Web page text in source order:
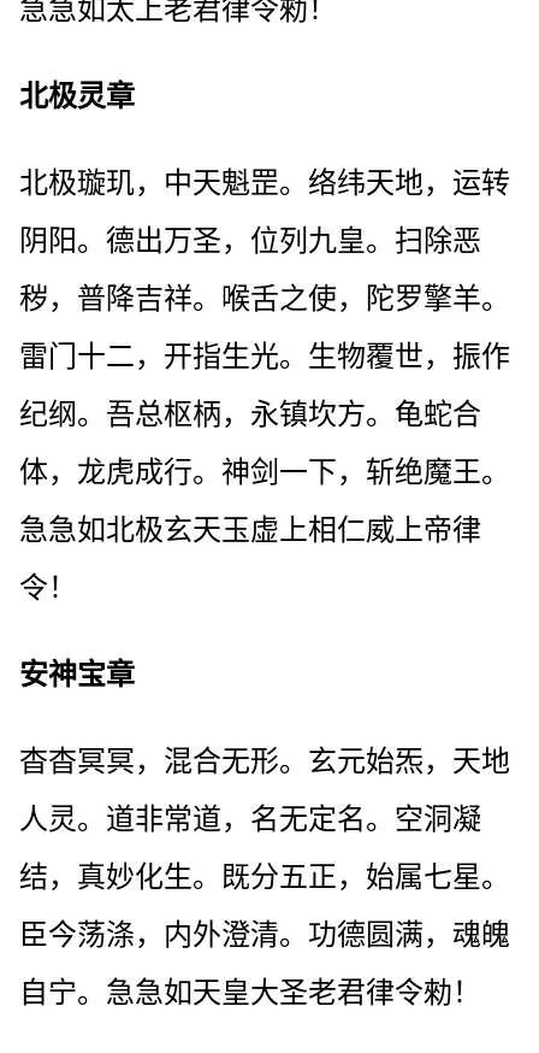
急急如太上老君律令勑！
北极灵章
北极璇玑，中天魁罡。络纬天地，运转
阴阳。德出万圣，位列九皇。扫除恶
秽，普降吉祥。喉舌之使，陀罗擎羊。
雷门十二，开指生光。生物覆世，振作
纪纲。吾总枢柄，永镇坎方。龟蛇合
体，龙虎成行。神剑一下，斩绝魔王。
急急如北极玄天玉虚上相仁威上帝律
令！
安神宝章
杳杳冥冥，混合无形。玄元始炁，天地
人灵。道非常道，名无定名。空洞凝
结，真妙化生。既分五正，始属七星。
臣今荡涤，内外澄清。功德圆满，魂魄
自宁。急急如天皇大圣老君律令勑！